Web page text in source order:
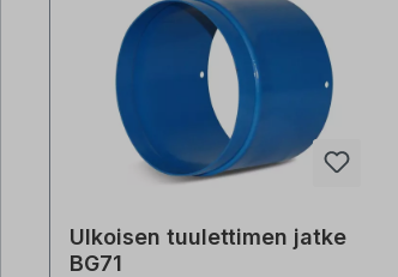
Ulkoisen tuulettimen jatke
BG71